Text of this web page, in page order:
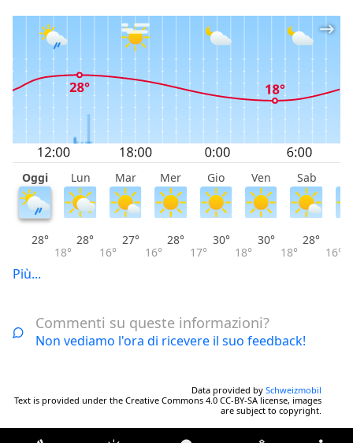
Oggi Lun Mar Mer Gio Ven Sab
28°
18°
28°
16°
27°
16°
28°
17°
30°
18°
30°
18°
28°
16°
Più...
Commenti su queste informazioni?
Non vediamo l'ora di ricevere il suo feedback!
Data provided by Schweizmobil
Text is provided under the Creative Commons 4.0 CC-BY-SA license, images
are subject to copyright.